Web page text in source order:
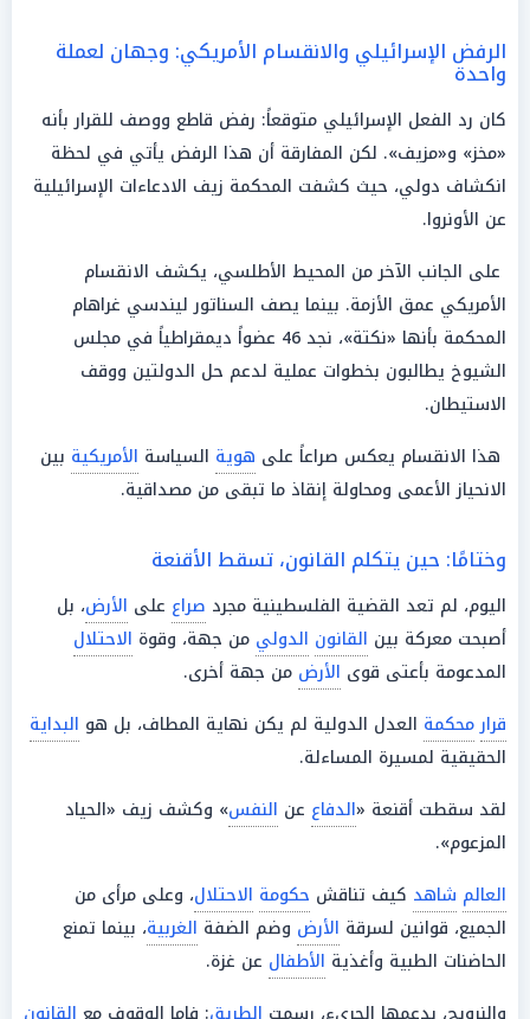
الرفض الإسرائيلي والانقسام الأمريكي: وجهان لعملة
واحدة
كان رد الفعل الإسرائيلي متوقعاً: رفض قاطع ووصف للقرار بأنه
«مخز» و«مزيف». لكن المفارقة أن هذا الرفض يأتي في لحظة
انكشاف دولي، حيث كشفت المحكمة زيف الادعاءات الإسرائيلية
عن الأونروا.
على الجانب الآخر من المحيط الأطلسي، يكشف الانقسام
الأمريكي عمق الأزمة. بينما يصف السناتور ليندسي غراهام
المحكمة بأنها «نكتة»، نجد 46 عضواً ديمقراطياً في مجلس
الشيوخ يطالبون بخطوات عملية لدعم حل الدولتين ووقف
الاستيطان.
هذا الانقسام يعكس صراعاً على هوية السياسة الأمريكية بين
الانحياز الأعمى ومحاولة إنقاذ ما تبقى من مصداقية.
وختامًا: حين يتكلم القانون، تسقط الأقنعة
اليوم، لم تعد القضية الفلسطينية مجرد صراع على الأرض، بل
أصبحت معركة بين القانون الدولي من جهة، وقوة الاحتلال
المدعومة بأعتى قوى الأرض من جهة أخرى.
قرارمحكمة العدل الدولية لم يكن نهاية المطاف، بل هو البداية
الحقيقية لمسيرة المساءلة.
لقد سقطت أقنعة «الدفاع عن النفس» وكشف زيف «الحياد
المزعوم».
العالم شاهد كيف تناقش حكومة الاحتلال، وعلى مرأى من
الجميع، قوانين لسرقة الأرض وضم الضفة الغربية، بينما تمنع
الحاضنات الطبية وأغذية الأطفال عن غزة.